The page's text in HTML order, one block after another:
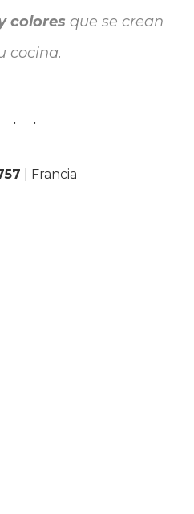
colores que se crean
cocina.
| Francia